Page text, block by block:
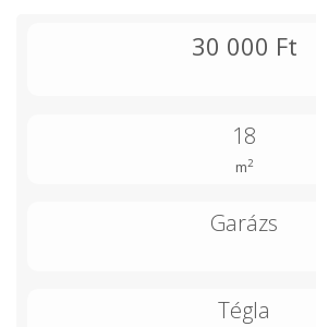
30 000 Ft
18
m2
Garázs
Tégla